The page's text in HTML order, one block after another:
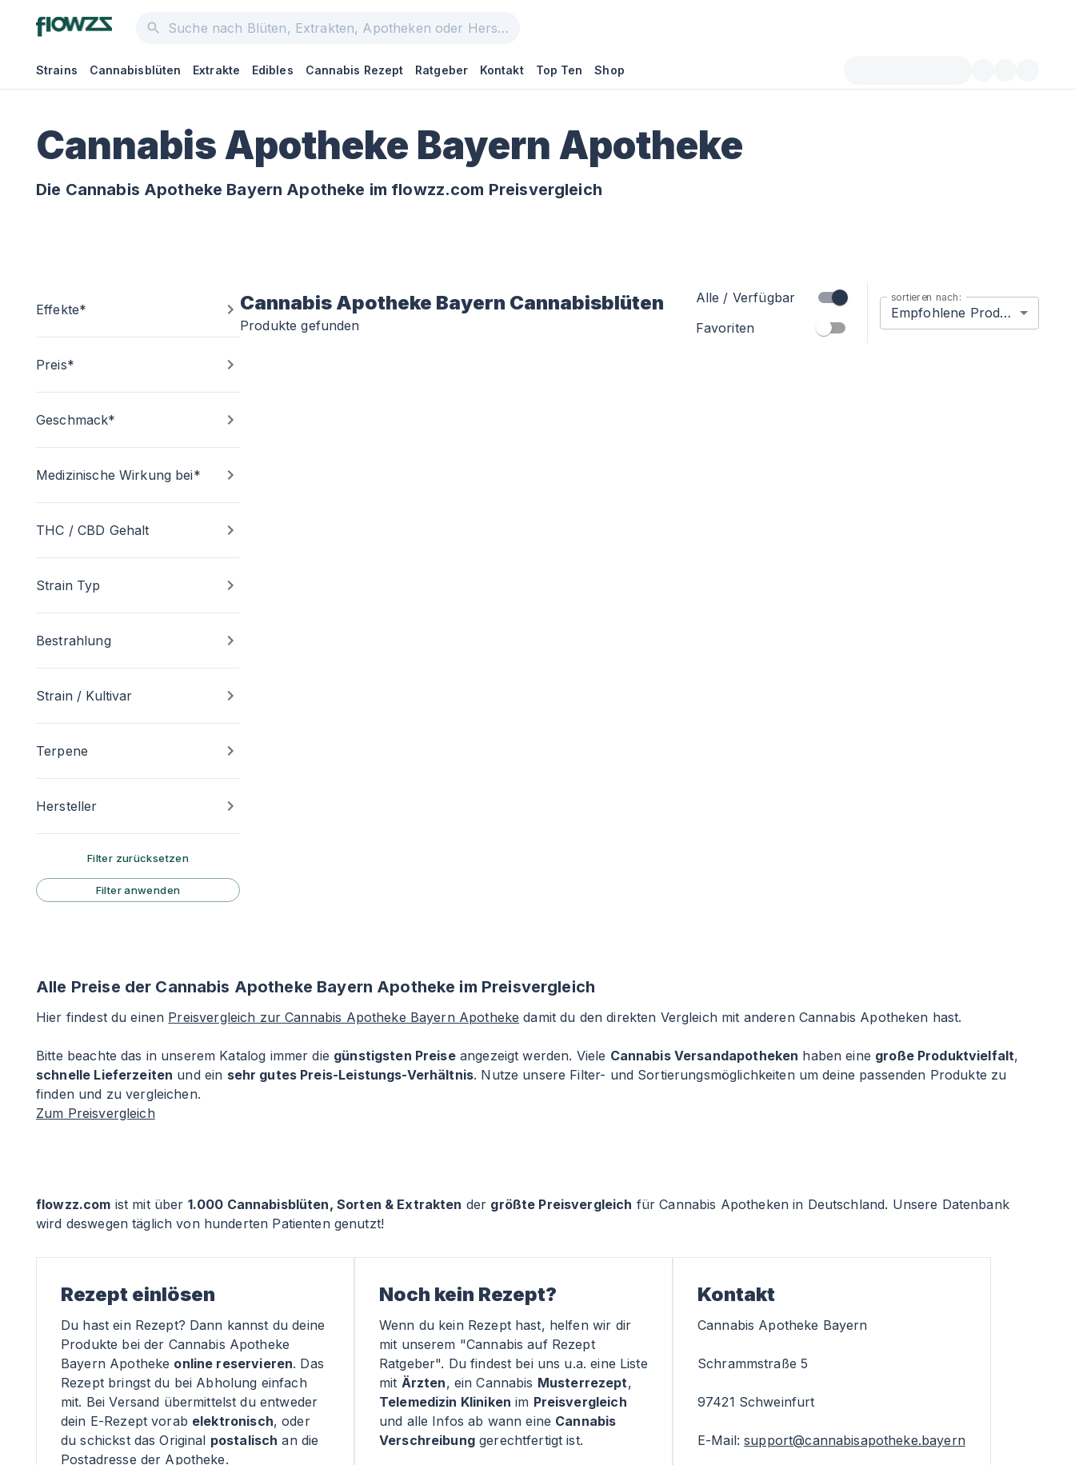
Strains Cannabisblüten Extrakte Edibles Cannabis Rezept Ratgeber Kontakt Top Ten Shop
Cannabis Apotheke Bayern Apotheke
Die Cannabis Apotheke Bayern Apotheke im flowzz.com Preisvergleich
Effekte*
Preis*
Geschmack*
Medizinische Wirkung bei*
THC / CBD Gehalt
Strain Typ
Bestrahlung
Strain / Kultivar
Terpene
Hersteller
Filter zurücksetzen
Filter anwenden
Cannabis Apotheke Bayern Cannabisblüten
Produkte gefunden
Alle / Verfügbar
Favoriten
sortieren nach:
Empfohlene Produkte
Alle Preise der Cannabis Apotheke Bayern Apotheke im Preisvergleich
Hier findest du einen Preisvergleich zur Cannabis Apotheke Bayern Apotheke damit du den direkten Vergleich mit anderen Cannabis Apotheken hast.
Bitte beachte das in unserem Katalog immer die günstigsten Preiseangezeigt werden. Viele Cannabis Versandapotheken haben eine große Produktvielfalt,
schnelle Lieferzeiten und ein sehr gutes Preis-Leistungs-Verhältnis. Nutze unsere Filter- und Sortierungsmöglichkeiten um deine passenden Produkte zu
finden und zu vergleichen.
Zum Preisvergleich
flowzz.com ist mit über 1.000 Cannabisblüten, Sorten & Extrakten der größte Preisvergleich für Cannabis Apotheken in Deutschland. Unsere Datenbank
wird deswegen täglich von hunderten Patienten genutzt!
Rezept einlösen
Du hast ein Rezept? Dann kannst du deine
Produkte bei der Cannabis Apotheke
Bayern Apotheke online reservieren. Das
Rezept bringst du bei Abholung einfach
mit. Bei Versand übermittelst du entweder
dein E-Rezept vorab elektronisch, oder
du schickst das Original postalisch an die
Postadresse der Apotheke.
Noch kein Rezept?
Wenn du kein Rezept hast, helfen wir dir
mit unserem "Cannabis auf Rezept
Ratgeber". Du findest bei uns u.a. eine Liste
mit Ärzten, ein Cannabis Musterrezept,
Telemedizin Kliniken im Preisvergleich
und alle Infos ab wann eine Cannabis
Verschreibunggerechtfertigt ist.
Kontakt
Cannabis Apotheke Bayern
Schrammstraße 5
97421 Schweinfurt
E-Mail:support@cannabisapotheke.bayern